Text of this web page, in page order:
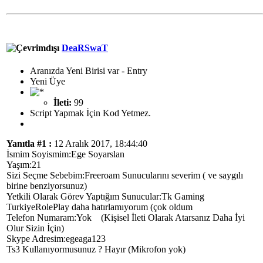
DeaRSwaT
Aranızda Yeni Birisi var - Entry
Yeni Üye
İleti: 99
Script Yapmak İçin Kod Yetmez.
Yanıtla #1 : 12 Aralık 2017, 18:44:40
İsmim Soyismim:Ege Soyarslan
Yaşım:21
Sizi Seçme Sebebim:Freeroam Sunucularını severim ( ve saygılı
birine benziyorsunuz)
Yetkili Olarak Görev Yaptığım Sunucular:Tk Gaming
TurkiyeRolePlay daha hatırlamıyorum (çok oldum
Telefon Numaram:Yok (Kişisel İleti Olarak Atarsanız Daha İyi
Olur Sizin İçin)
Skype Adresim:egeaga123
Ts3 Kullanıyormusunuz ? Hayır (Mikrofon yok)